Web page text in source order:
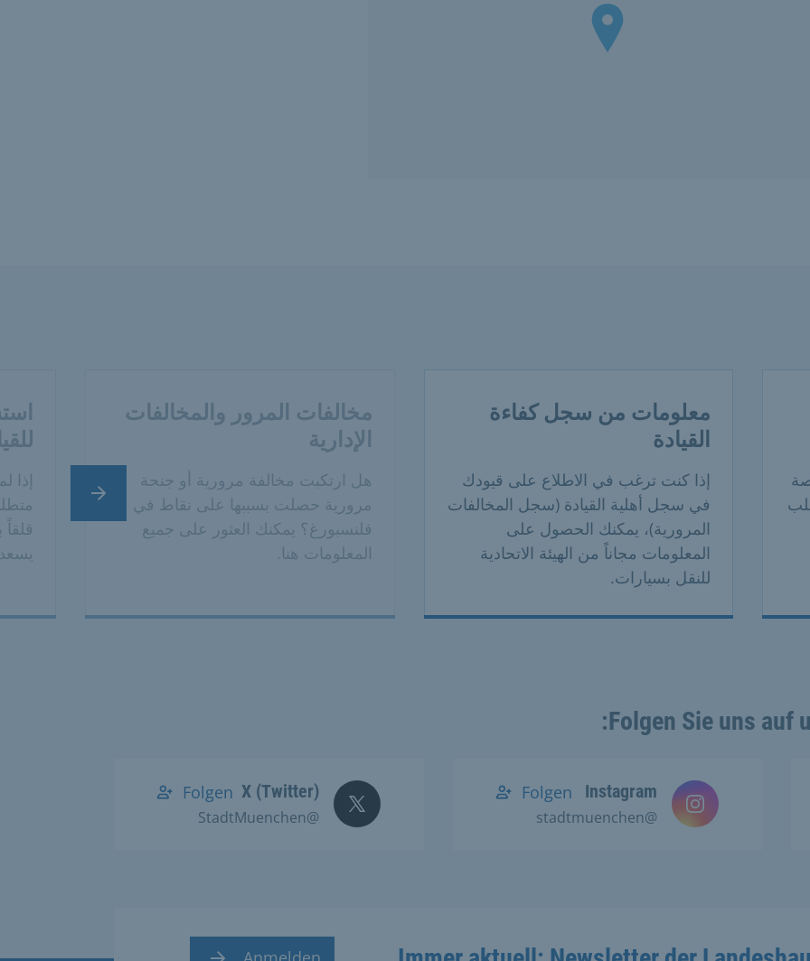
معلومات من سجل كفاءة
القيادة
إذا كنت ترغب في الاطلاع على قيودك
في سجل أهلية القيادة (سجل المخالفات
المرورية)، يمكنك الحصول على
المعلومات مجاناً من الهيئة الاتحادية
للنقل بسيارات.
مخالفات المرور والمخالفات
الإدارية
هل ارتكبت مخالفة مرورية أو جنحة
مرورية حصلت بسببها على نقاط في
فلنسبورغ؟ يمكنك العثور على جميع
المعلومات هنا.
إذا
الشريحة التالية
Folgen Sie uns auf
Instagram
@stadtmuenchen
Folgen
X (Twitter)
@StadtMuenchen
Folgen